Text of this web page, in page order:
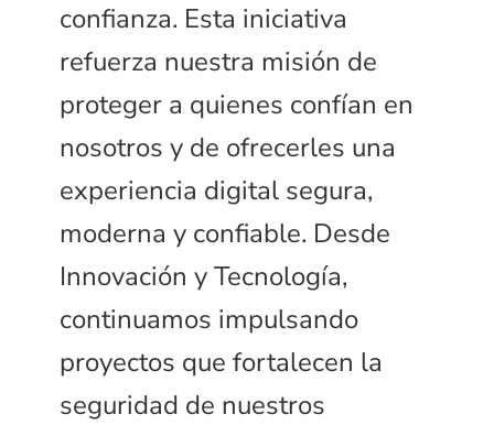
confianza. Esta iniciativa
refuerza nuestra misión de
proteger a quienes confían en
nosotros y de ofrecerles una
experiencia digital segura,
moderna y confiable. Desde
Innovación y Tecnología,
continuamos impulsando
proyectos que fortalecen la
seguridad de nuestros